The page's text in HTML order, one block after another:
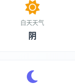
白天天气
阴